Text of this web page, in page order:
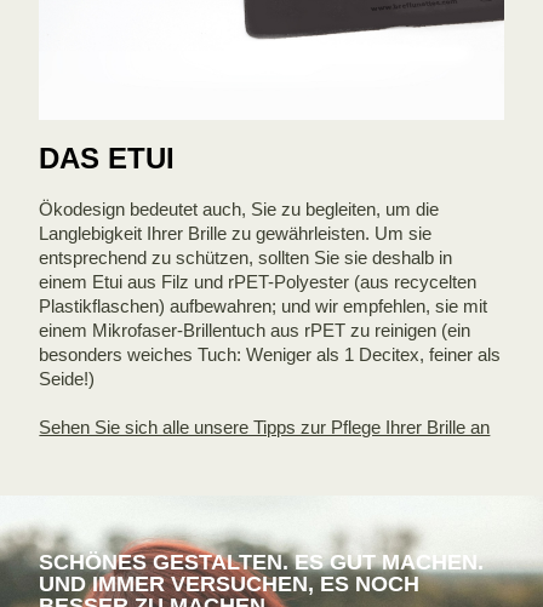
DAS ETUI
Ökodesign bedeutet auch, Sie zu begleiten, um die
Langlebigkeit Ihrer Brille zu gewährleisten. Um sie
entsprechend zu schützen, sollten Sie sie deshalb in
einem Etui aus Filz und rPET-Polyester (aus recycelten
Plastikflaschen) aufbewahren; und wir empfehlen, sie mit
einem Mikrofaser-Brillentuch aus rPET zu reinigen (ein
besonders weiches Tuch: Weniger als 1 Decitex, feiner als
Seide!)
Sehen Sie sich alle unsere Tipps zur Pflege Ihrer Brille an
SCHÖNES GESTALTEN. ES GUT MACHEN.
UND IMMER VERSUCHEN, ES NOCH